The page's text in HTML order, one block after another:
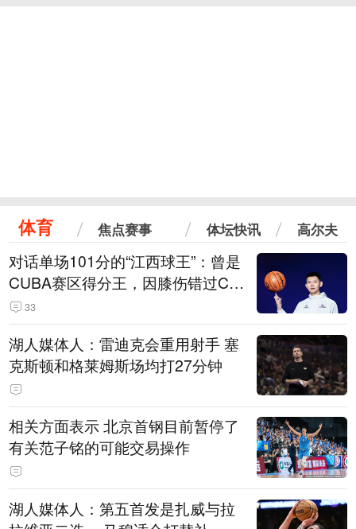
体育 焦点赛事 体坛快讯 高尔夫
对话单场101分的“江西球王”：曾是
CUBA赛区得分王，因膝伤错过CB
A选秀
33
湖人媒体人：雷迪克会重用射手 塞
克斯顿和格莱姆斯场均打27分钟
相关方面表示 北京首钢目前暂停了
有关范子铭的可能交易操作
湖人媒体人：第五首发是扎威与拉